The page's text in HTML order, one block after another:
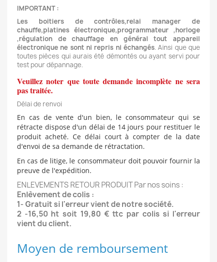
IMPORTANT :
Les boitiers de contrôles,relai manager de
chauffe,platines électronique,programmateur ,horloge
,régulation de chauffage en général tout appareil
électronique ne sont ni repris ni échangés. Ainsi que que
toutes pièces qui aurais été démontés ou ayant servi pour
test pour dépannage.
Veuillez noter que toute demande incomplète ne sera
pas traitée.
Délai de renvoi
En cas de vente d'un bien, le consommateur qui se
rétracte dispose d'un délai de 14 jours pour restituer le
produit acheté. Ce délai court à compter de la date
d'envoi de sa demande de rétractation.
En cas de litige, le consommateur doit pouvoir fournir la
preuve de l'expédition.
ENLEVEMENTS RETOUR PRODUIT Par nos soins :
Enlèvement de colis :
1- Gratuit si l'erreur vient de notre société.
2 -16,50 ht soit 19,80 € ttc par colis si l'erreur
vient du client.
Moyen de remboursement